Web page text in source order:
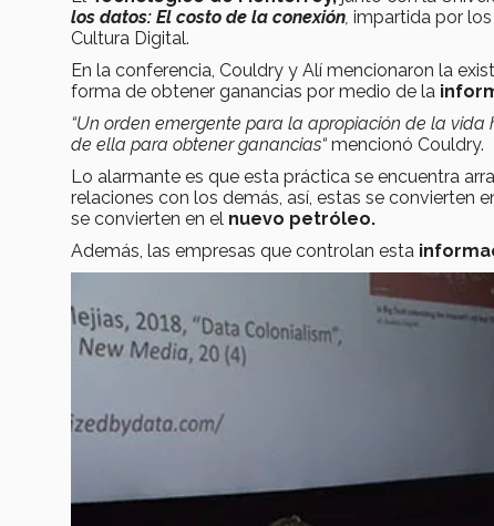
los datos: El costo de la conexión impartida por
Cultura Digital.
En la conferencia, Couldry y Alí mencionaron la
forma de obtener ganancias por medio de la
“Un orden emergente para la apropiación de la
de ella para obtener ganancias“ mencionó Couldry.
Lo alarmante es que esta práctica se encuentra
relaciones con los demás, así, estas se convierten
se convierten en el nuevo petróleo.
Además, las empresas que controlan esta